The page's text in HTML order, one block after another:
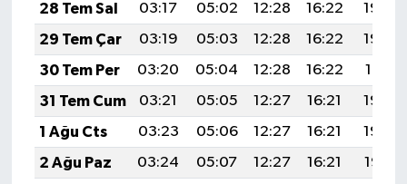
28 Tem Sal
03:17 05:02 12:28 16:22
19:43
29 Tem Çar
03:19 05:03 12:28 16:22
19:42
30 Tem Per
03:20 05:04 12:28 16:22
19:41
31 Tem Cum
03:21 05:05 12:27 16:21
19:40
1 Ağu Cts
03:23 05:06 12:27 16:21
19:39
2 Ağu Paz
03:24 05:07 12:27 16:21
19:38
Sağlık
SİYASET
SPOR HABERLERİ
TEKNOLOJİ